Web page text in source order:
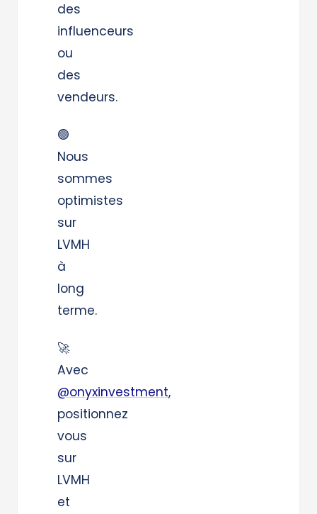
des
influenceurs
ou
des
vendeurs.
🟢
Nous
sommes
optimistes
sur
LVMH
à
long
terme.
🚀
Avec
@onyxinvestment,
positionnez
vous
sur
LVMH
et